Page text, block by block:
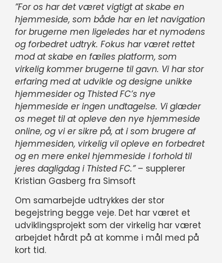
”For os har det været vigtigt at skabe en
hjemmeside, som både har en let navigation
for brugerne men ligeledes har et nymodens
og forbedret udtryk. Fokus har været rettet
mod at skabe en fælles platform, som
virkelig kommer brugerne til gavn. Vi har stor
erfaring med at udvikle og designe unikke
hjemmesider og Thisted FC’s nye
hjemmeside er ingen undtagelse. Vi glæder
os meget til at opleve den nye hjemmeside
online, og vi er sikre på, at i som brugere af
hjemmesiden, virkelig vil opleve en forbedret
og en mere enkel hjemmeside i forhold til
jeres dagligdag i Thisted FC.”– supplerer
Kristian Gasberg fra Simsoft
Om samarbejde udtrykkes der stor
begejstring begge veje. Det har været et
udviklingsprojekt som der virkelig har været
arbejdet hårdt på at komme i mål med på
kort tid.